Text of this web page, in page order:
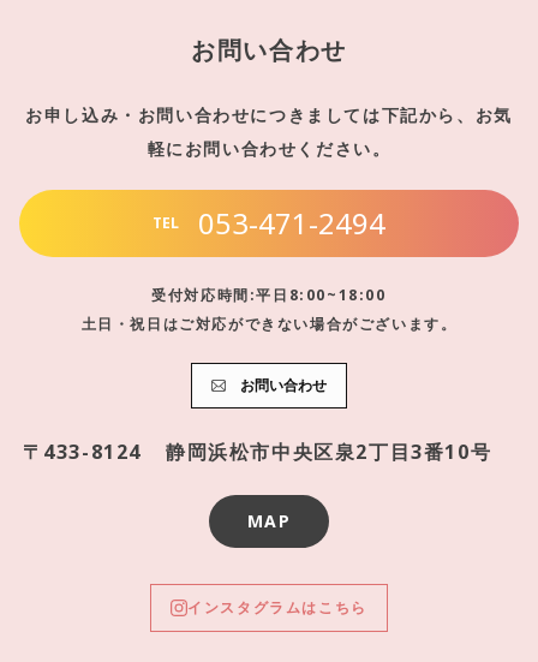
お問い合わせ
お申し込み・お問い合わせにつきましては下記から、お気
軽にお問い合わせください。
TEL 053-471-2494
受付対応時間:平日8:00~18:00
土日・祝日はご対応ができない場合がございます。
お問い合わせ
〒433-8124 静岡浜松市中央区泉2丁目3番10号
MAP
インスタグラムはこちら